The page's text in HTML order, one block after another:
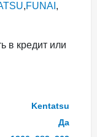
,FUNAI ,
в кредит или
Kentatsu
Да